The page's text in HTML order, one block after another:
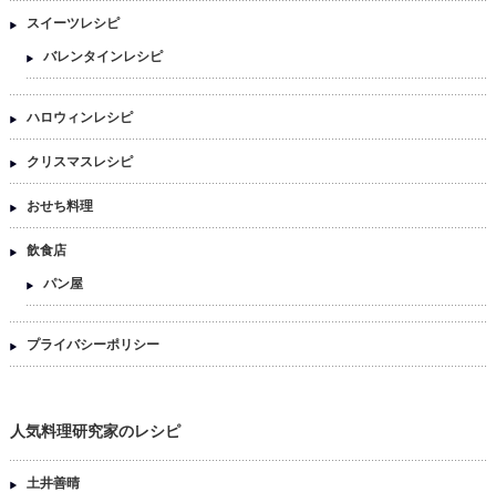
スイーツレシピ
バレンタインレシピ
ハロウィンレシピ
クリスマスレシピ
おせち料理
飲食店
パン屋
プライバシーポリシー
人気料理研究家のレシピ
土井善晴